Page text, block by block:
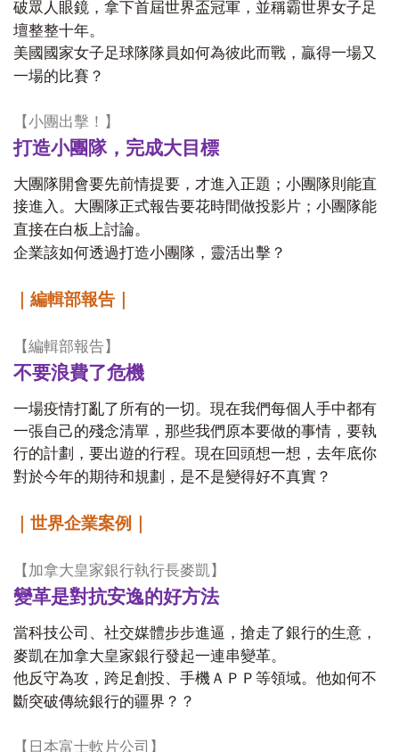
破眾人眼鏡，拿下首屆世界盃冠軍，並稱霸世界女子足
壇整整十年。
美國國家女子足球隊隊員如何為彼此而戰，贏得一場又
一場的比賽？
【小團出擊！】
打造小團隊，完成大目標
大團隊開會要先前情提要，才進入正題；小團隊則能直
接進入。大團隊正式報告要花時間做投影片；小團隊能
直接在白板上討論。
企業該如何透過打造小團隊，靈活出擊？
｜編輯部報告｜
【編輯部報告】
不要浪費了危機
一場疫情打亂了所有的一切。現在我們每個人手中都有
一張自己的殘念清單，那些我們原本要做的事情，要執
行的計劃，要出遊的行程。現在回頭想一想，去年底你
對於今年的期待和規劃，是不是變得好不真實？
｜世界企業案例｜
【加拿大皇家銀行執行長麥凱】
變革是對抗安逸的好方法
當科技公司、社交媒體步步進逼，搶走了銀行的生意，
麥凱在加拿大皇家銀行發起一連串變革。
他反守為攻，跨足創投、手機ＡＰＰ等領域。他如何不
斷突破傳統銀行的疆界？？
【日本富士軟片公司】